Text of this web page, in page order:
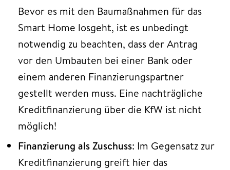
Bevor es mit den Baumaßnahmen für das
Smart Home losgeht, ist es unbedingt
notwendig zu beachten, dass der Antrag
vor den Umbauten bei einer Bank oder
einem anderen Finanzierungspartner
gestellt werden muss. Eine nachträgliche
Kreditfinanzierung über die KfW ist nicht
möglich!
Finanzierung als Zuschuss: Im Gegensatz zur
Kreditfinanzierung greift hier das